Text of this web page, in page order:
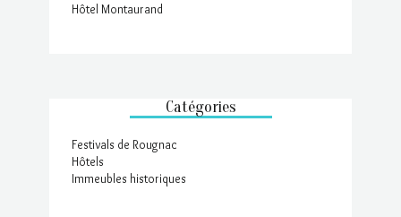
Hôtel Montaurand
Catégories
Festivals de Rougnac
Hôtels
Immeubles historiques